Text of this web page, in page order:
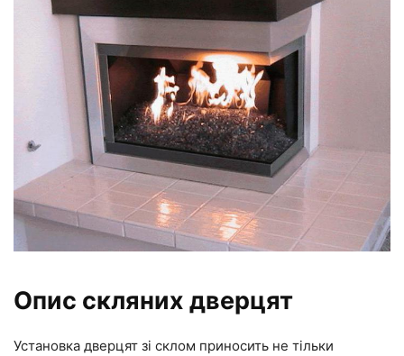
Опис скляних дверцят
Установка дверцят зі склом приносить не тільки